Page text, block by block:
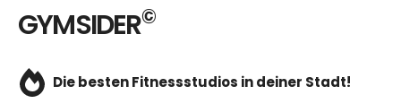
GYMSIDER©
Die besten Fitnessstudios in deiner Stadt!